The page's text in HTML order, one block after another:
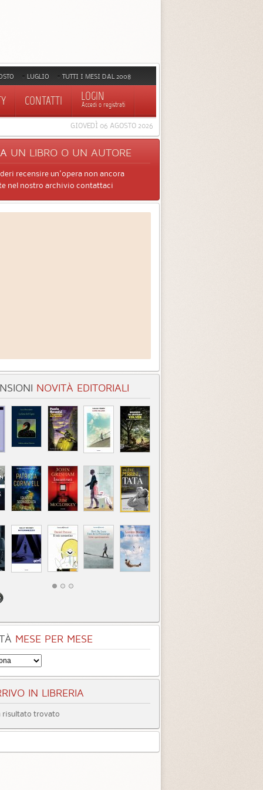
LUGLIO TUTTI I MESI DAL 2008
CONTATTI LOGIN
Accedi o registrati
GIOVEDÌ 06 AGOSTO 2026
UN LIBRO O UN AUTORE
recensire un'opera non ancora
nel nostro archivio contattaci
NOVITÀ EDITORIALI
MESE PER MESE
IN LIBRERIA
risultato trovato